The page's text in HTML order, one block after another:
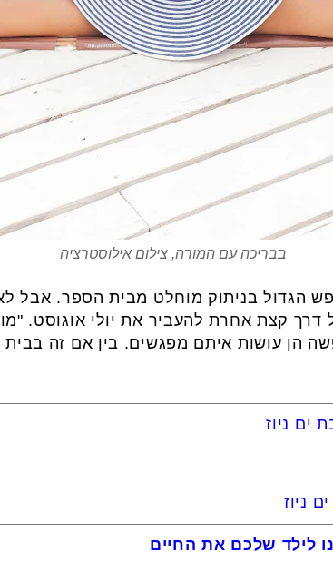
בבריכה עם המורה, צילום אילוסטרציה
הגדול בניתוק מוחלט מבית הספר. אבל
קצת אחרת להעביר את יולי אוגוסט.
הן עושות איתם מפגשים. בין אם זה בבית
ים ניוז
ניוז
לילד שלכם את החיים